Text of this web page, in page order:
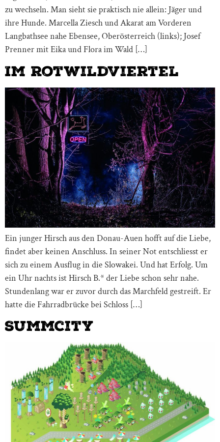
zu wechseln. Man sieht sie praktisch nie allein: Jäger und
ihre Hunde. Marcella Ziesch und Akarat am Vorderen
Langbathsee nahe Ebensee, Oberösterreich (links); Josef
Prenner mit Eika und Flora im Wald […]
Im Rotwildviertel
Ein junger Hirsch aus den Donau-Auen hofft auf die Liebe,
findet aber keinen Anschluss. In seiner Not entschliesst er
sich zu einem Ausflug in die Slowakei. Und hat Erfolg. Um
ein Uhr nachts ist Hirsch B.* der Liebe schon sehr nahe.
Stundenlang war er zuvor durch das Marchfeld gestreift. Er
hatte die Fahrradbrücke bei Schloss […]
Summcity